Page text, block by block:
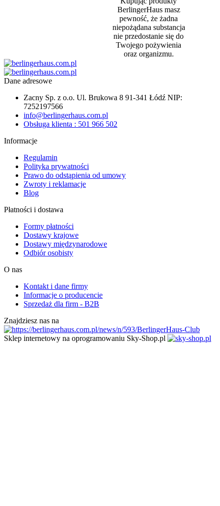
BerlingerHaus masz
pewność, że żadna
niepożądana substancja
nie przedostanie się do
Twojego pożywienia
oraz organizmu.
Dane adresowe
Zacny Sp. z o.o. Ul. Brukowa 8 91-341 Łódź NIP:
7252197566
info@berlingerhaus.com.pl
Obsługa klienta : 501 966 502
Informacje
Regulamin
Polityka prywatności
Prawo do odstąpienia od umowy
Zwroty i reklamacje
Blog
Płatności i dostawa
Formy płatności
Dostawy krajowe
Dostawy międzynarodowe
Odbiór osobisty
O nas
Kontakt i dane firmy
Informacje o producencie
Sprzedaż dla firm - B2B
Znajdziesz nas na
Sklep internetowy na oprogramowaniu Sky-Shop.pl